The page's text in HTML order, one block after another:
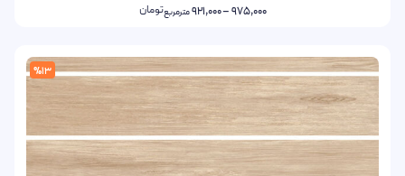
975,000
–
921,000مترمربعتومان
%13